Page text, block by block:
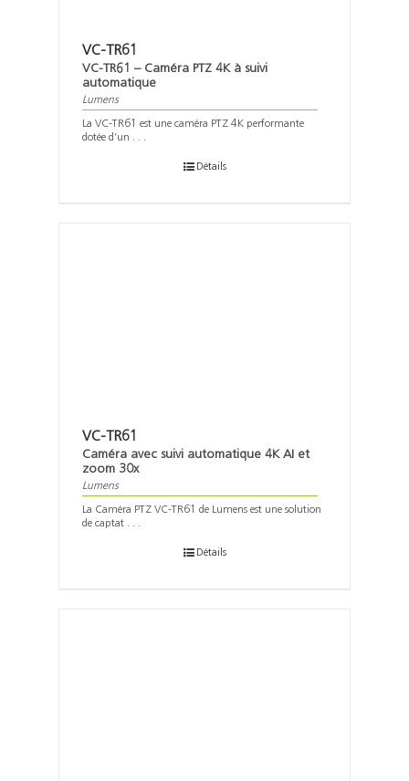
VC-TR61
VC-TR61 – Caméra PTZ 4K à suivi
automatique
Lumens
La VC-TR61 est une caméra PTZ 4K performante
dotée d’un . . .
Détails
VC-TR61
Caméra avec suivi automatique 4K AI et
zoom 30x
Lumens
La Caméra PTZ VC-TR61 de Lumens est une solution
de captat . . .
Détails